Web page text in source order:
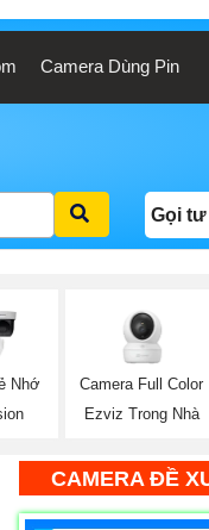
Camera Dùng Pin
Gọi
Nhớ
Camera Full Color
Ezviz Trong Nhà
CAMERA ĐỀ